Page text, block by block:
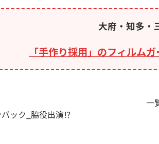
大府・知多・
「手作り採用」のフィルム
ック_脇役出演!?
一